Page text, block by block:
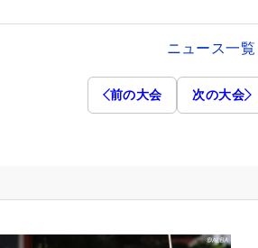
ニュース一覧
前の大会 次の大会